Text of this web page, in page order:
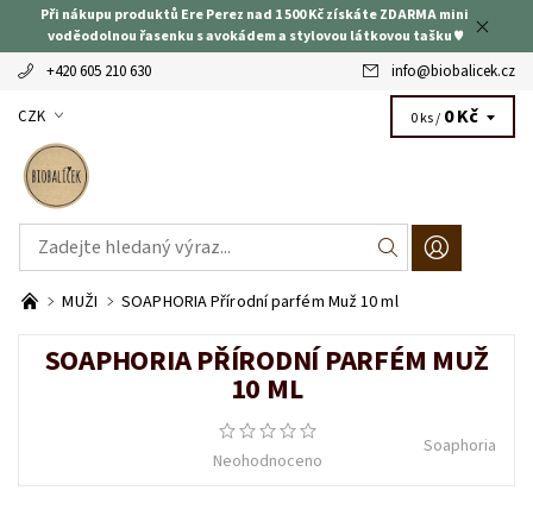
Při nákupu produktů Ere Perez nad 1 500 Kč získáte ZDARMA mini
voděodolnou řasenku s avokádem a stylovou látkovou tašku ♥
+420 605 210 630 info@biobalicek.cz
CZK 0 ks / 0 Kč
MUŽI SOAPHORIA Přírodní parfém Muž 10 ml
SOAPHORIA PŘÍRODNÍ PARFÉM MUŽ
10 ML
Neohodnoceno
Soaphoria